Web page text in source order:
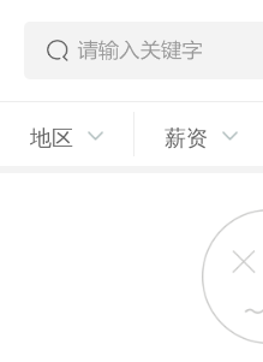
地区 薪资